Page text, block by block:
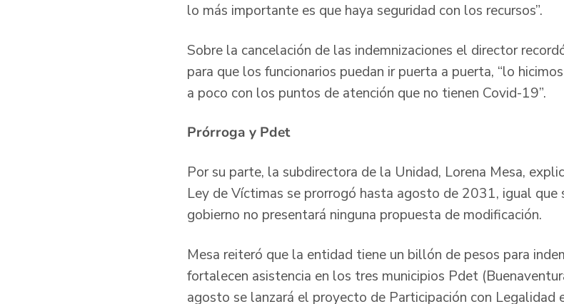
lo más importante es que haya seguridad con los recursos”.
Sobre la cancelación de las indemnizaciones el director
para que los funcionarios puedan ir puerta a puerta, “lo
a poco con los puntos de atención que no tienen Covid-19”.
Prórroga y Pdet
Por su parte, la subdirectora de la Unidad, Lorena Mesa,
Ley de Víctimas se prorrogó hasta agosto de 2031, igual que
gobierno no presentará ninguna propuesta de modificación.
Mesa reiteró que la entidad tiene un billón de pesos para
fortalecen asistencia en los tres municipios Pdet
agosto se lanzará el proyecto de Participación con Legalidad